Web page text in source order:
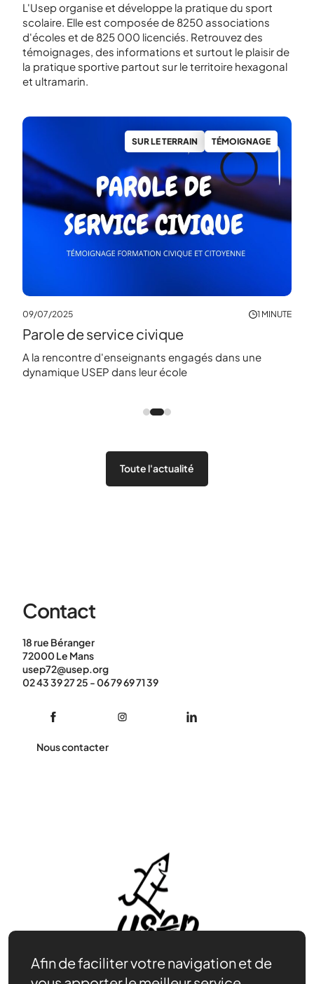
L'Usep organise et développe la pratique du sport
scolaire. Elle est composée de 8250 associations
d'écoles et de 825 000 licenciés. Retrouvez des
témoignages, des informations et surtout le plaisir de
la pratique sportive partout sur le territoire hexagonal
et ultramarin.
SUR LE TERRAIN TÉMOIGNAGE
09/07/2025 1 MINUTE
Parole de service civique
A la rencontre d'enseignants engagés dans une
dynamique USEP dans leur école
Toute l'actualité
Contact
18 rue Béranger
72000 Le Mans
usep72@usep.org
02 43 39 27 25 - 06 79 69 71 39
Nous contacter
Afin de faciliter votre navigation et de